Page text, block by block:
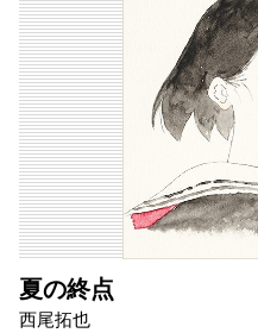
夏の終点
西尾拓也